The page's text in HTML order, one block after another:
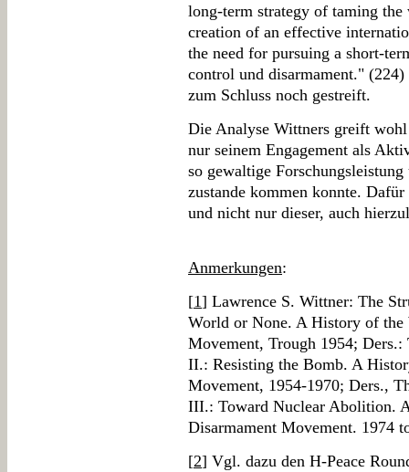
long-term strategy of taming
creation of an effective
the need for pursuing a short-
control und disarmament."
zum Schluss noch gestreift.
Die Analyse Wittners greift
nur seinem Engagement als
so gewaltige
zustande kommen konnte.
und nicht nur dieser, auch
Anmerkungen:
[1] Lawrence S. Wittner: The
World or None. A History of the
Movement, Trough 1954;
II.: Resisting the Bomb. A
Movement, 1954-1970; Ders.,
III.: Toward Nuclear Abolition.
Disarmament Movement. 1974
[2] Vgl. dazu den H-Peace